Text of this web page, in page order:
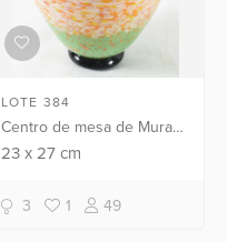
LOTE 384
Centro de mesa de Murano
colorido, interior na cor
23 x27 cm
3 1 49